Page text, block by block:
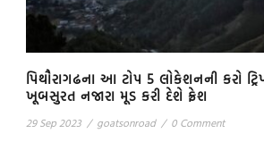
પિથૌરાગઢના આ ટોપ 5 લોકેશનની કરો
ખૂબસુરત નજારા મૂડ કરી દેશે ફ્રેશ
29 Sep 2023 / goatsonroad / 0 Comment